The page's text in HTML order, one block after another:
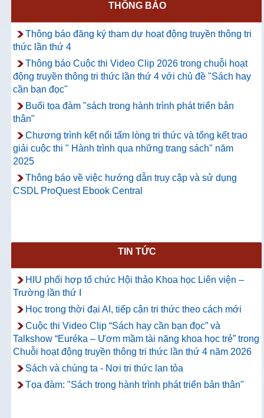
THÔNG BÁO
Thông báo đăng ký tham dự hoạt động truyền thông tri
thức lần thứ 4
Thông báo Cuộc thi Video Clip 2026 trong chuỗi hoạt
động truyền thông tri thức lần thứ 4 với chủ đề "Sách hay
cần bạn đọc"
Buổi tọa đàm "sách trong hành trình phát triển bản
thân"
Chương trình kết nối tấm lòng tri thức và tổng kết trao
giải cuộc thi " Hành trình qua những trang sách" năm
2025
Thông báo về việc hướng dẫn truy cập và sử dụng
CSDL ProQuest Ebook Central
TIN TỨC
HIU phối hợp tổ chức Hội thảo Khoa học Liên viện –
Trường lần thứ I
Học trong thời đại AI, tiếp cận tri thức theo cách mới
Cuộc thi Video Clip “Sách hay cần bạn đọc” và
Talkshow “Euréka – Ươm mầm tài năng khoa học trẻ” trong
Chuỗi hoạt động truyền thông tri thức lần thứ 4 năm 2026
Sách và chúng ta - Nơi tri thức lan tỏa
Tọa đàm: "Sách trong hành trình phát triển bản thân"